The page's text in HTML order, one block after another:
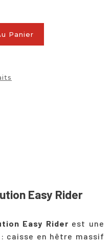
Panier
Easy Rider
Easy Rider est une
caisse en hêtre massif